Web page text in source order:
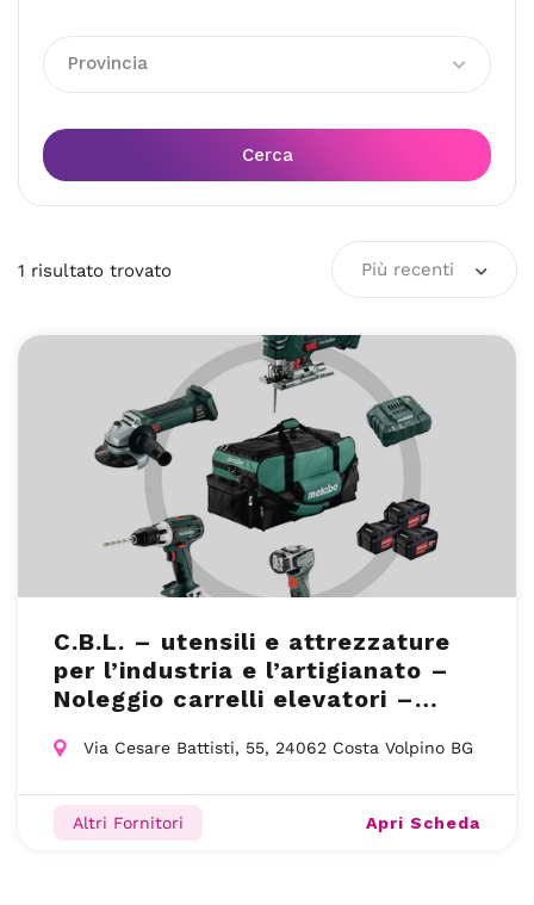
Provincia
Cerca
1 risultato trovato Più recenti
C.B.L. – utensili e attrezzature
per l’industria e l’artigianato –
Noleggio carrelli elevatori –
Via Cesare Battisti, 55, 24062 Costa Volpino BG
Altri Fornitori Apri Scheda